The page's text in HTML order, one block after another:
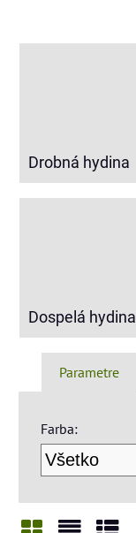
Drobná hydina
Dospelá hydina
Parametre
Farba: